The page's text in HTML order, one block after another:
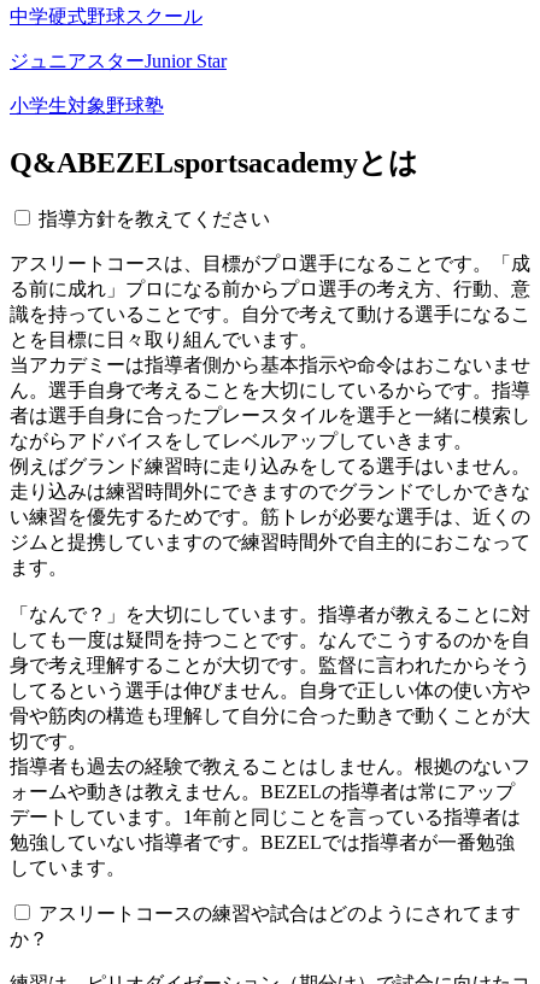
中学硬式野球スクール
ジュニアスターJunior Star
小学生対象野球塾
Q&ABEZELsportsacademyとは
指導方針を教えてください
アスリートコースは、目標がプロ選手になることです。「成
る前に成れ」プロになる前からプロ選手の考え方、行動、意
識を持っていることです。自分で考えて動ける選手になるこ
とを目標に日々取り組んでいます。
当アカデミーは指導者側から基本指示や命令はおこないませ
ん。選手自身で考えることを大切にしているからです。指導
者は選手自身に合ったプレースタイルを選手と一緒に模索し
ながらアドバイスをしてレベルアップしていきます。
例えばグランド練習時に走り込みをしてる選手はいません。
走り込みは練習時間外にできますのでグランドでしかできな
い練習を優先するためです。筋トレが必要な選手は、近くの
ジムと提携していますので練習時間外で自主的におこなって
ます。
「なんで？」を大切にしています。指導者が教えることに対
しても一度は疑問を持つことです。なんでこうするのかを自
身で考え理解することが大切です。監督に言われたからそう
してるという選手は伸びません。自身で正しい体の使い方や
骨や筋肉の構造も理解して自分に合った動きで動くことが大
切です。
指導者も過去の経験で教えることはしません。根拠のないフ
ォームや動きは教えません。BEZELの指導者は常にアップ
デートしています。1年前と同じことを言っている指導者は
勉強していない指導者です。BEZELでは指導者が一番勉強
しています。
アスリートコースの練習や試合はどのようにされてます
か？